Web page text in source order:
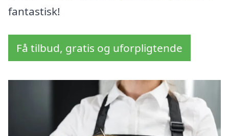
fantastisk!
Få tilbud, gratis og uforpligtende